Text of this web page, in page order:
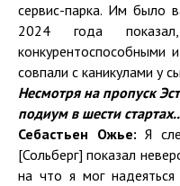
сервис-парка. Им было
2024 года
совпали с каникулами у
Несмотря на пропуск
подиум в шести
Себастьен Ожье: Я
[Сольберг] показал
на что я мог